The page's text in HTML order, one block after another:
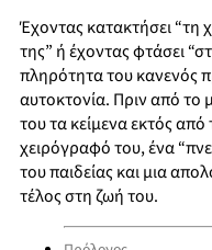
Έχοντας κατακτήσει “τη
της” ή έχοντας φτάσει
πληρότητα του κανενός
αυτοκτονία. Πριν από το
του τα κείμενα εκτός
χειρόγραφό του, ένα
του παιδείας και μια
τέλος στη ζωή του.